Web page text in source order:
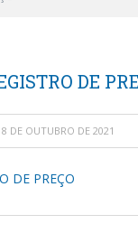
DE
8 DE OUTUBRO DE 2021
DE PREÇO